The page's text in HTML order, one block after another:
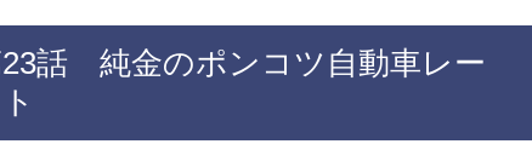
話 純金のポンコツ自動車レー